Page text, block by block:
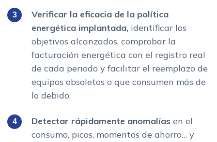
Verificar la eficacia de la política
energética implantada, identificar los
objetivos alcanzados, comprobar la
facturación energética con el registro real
de cada periodo y facilitar el reemplazo de
equipos obsoletos o que consumen más de
lo debido.
Detectar rápidamente anomalías en el
consumo, picos, momentos de ahorro… y